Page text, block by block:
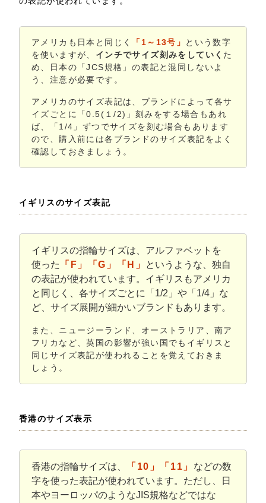
アメリカも日本と同じく 「1～13号」
という数字
を使いますが、 インチでサイズ刻みをしていく た
め、日本の「JCS規格」の表記と混同しないよ
う、注意が必要です。
アメリカのサイズ表記は、ブランドによって各サ
イズごとに「0.5(１/2)」刻みをする場合もあれ
ば、「1/4」ずつでサイズを刻む場合もあります
ので、購入前には各ブランドのサイズ表記をよく
確認しておきましょう。
イギリスのサイズ表記
イギリスの指輪サイズは、アルファベットを
使った
「F」「G」「H」 というような、独自
の表記が使われています。イギリスもアメリカ
と同じく、各サイズごとに「1/2」や「1/4」な
ど、サイズ展開が細かいブランドもあります。
また、ニュージーランド、オーストラリア、南ア
フリカなど、英国の影響が強い国でもイギリスと
同じサイズ表記が使われることを覚えておきま
しょう。
香港のサイズ表示
香港の指輪サイズは、 「10」「11」 などの数
字を使った表記が使われています。ただし、日
本やヨーロッパのようなJIS規格などではな